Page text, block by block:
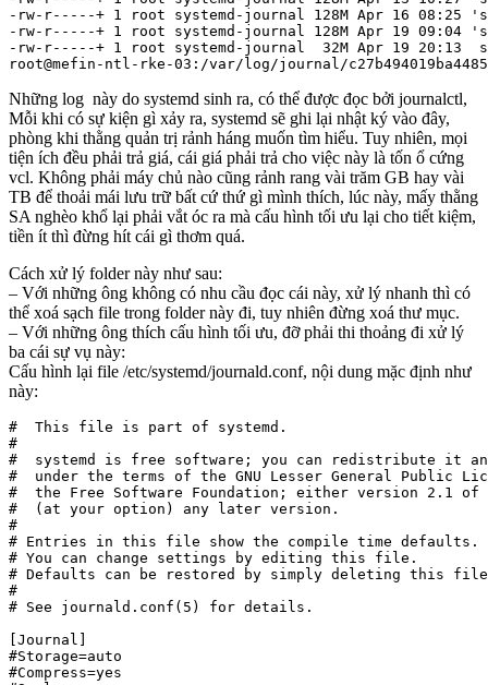
-rw-r-----+ 1 root systemd-journal 128M Apr 16 08:25
-rw-r-----+ 1 root systemd-journal 128M Apr 19 09:04
-rw-r-----+ 1 root systemd-journal  32M Apr 19 20:13
root@mefin-ntl-rke-03:/var/log/journal/
Những log này do systemd sinh ra, có thể được đọc bởi journalctl,
Mỗi khi có sự kiện gì xảy ra, systemd sẽ ghi lại nhật ký vào đây,
phòng khi thằng quản trị rảnh háng muốn tìm hiểu. Tuy nhiên, mọi
tiện ích đều phải trả giá, cái giá phải trả cho việc này là tốn ổ cứng
vcl. Không phải máy chủ nào cũng rảnh rang vài trăm GB hay vài
TB để thoải mái lưu trữ bất cứ thứ gì mình thích, lúc này, mấy thằng
SA nghèo khổ lại phải vắt óc ra mà cấu hình tối ưu lại cho tiết kiệm,
tiền ít thì đừng hít cái gì thơm quá.
Cách xử lý folder này như sau:
– Với những ông không có nhu cầu đọc cái này, xử lý nhanh thì có
thể xoá sạch file trong folder này đi, tuy nhiên đừng xoá thư mục.
– Với những ông thích cấu hình tối ưu, đỡ phải thi thoảng đi xử lý
ba cái sự vụ này:
Cấu hình lại file /etc/systemd/journald.conf, nội dung mặc định như
này:
#  This file is part of systemd.
#
#  systemd is free software; you can redistribute it
#  under the terms of the GNU Lesser General Public
#  the Free Software Foundation; either version 2.1 of
#  (at your option) any later version.
#
# Entries in this file show the compile time defaults.
# You can change settings by editing this file.
# Defaults can be restored by simply deleting this
#
# See journald.conf(5) for details.
[Journal]
#Storage=auto
#Compress=yes